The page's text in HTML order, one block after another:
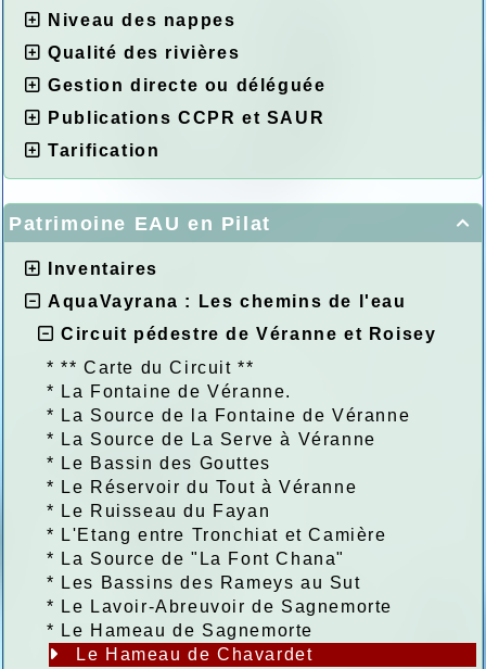
Niveau des nappes
Qualité des rivières
Gestion directe ou déléguée
Publications CCPR et SAUR
Tarification

Patrimoine EAU en Pilat
Inventaires
AquaVayrana : Les chemins de l'eau
Circuit pédestre de Véranne et Roisey
*** Carte du Circuit **
* La Fontaine de Véranne.
* La Source de la Fontaine de Véranne
* La Source de La Serve à Véranne
* Le Bassin des Gouttes
* Le Réservoir du Tout à Véranne
* Le Ruisseau du Fayan
* L'Etang entre Tronchiat et Camière
* La Source de "La Font Chana"
* Les Bassins des Rameys au Sut
* Le Lavoir-Abreuvoir de Sagnemorte
* Le Hameau de Sagnemorte
Le Hameau de Chavardet